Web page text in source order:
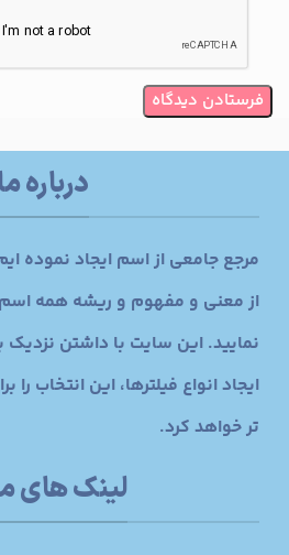
درباره
مرجع جامعی از اسم ایجاد نموده
از معنی و مفهوم و ریشه همه اسم
ایجاد انواع فیلترها، این انتخاب
تر خواهد کرد.
لینک های